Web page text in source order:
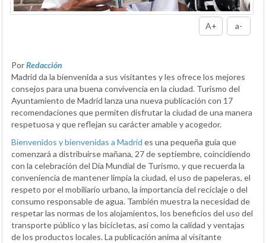
A+ a-
PorRedacción
Madrid da la bienvenida a sus visitantes y les ofrece los mejores
consejos para una buena convivencia en la ciudad. Turismo del
Ayuntamiento de Madrid lanza una nueva publicación con 17
recomendaciones que permiten disfrutar la ciudad de una manera
respetuosa y que reflejan su carácter amable y acogedor.
Bienvenidos y bienvenidas a Madrid es una pequeña guía que
comenzará a distribuirse mañana, 27 de septiembre, coincidiendo
con la celebración del Día Mundial de Turismo, y que recuerda la
conveniencia de mantener limpia la ciudad, el uso de papeleras, el
respeto por el mobiliario urbano, la importancia del reciclaje o del
consumo responsable de agua. También muestra la necesidad de
respetar las normas de los alojamientos, los beneficios del uso del
transporte público y las bicicletas, así como la calidad y ventajas
de los productos locales. La publicación anima al visitante